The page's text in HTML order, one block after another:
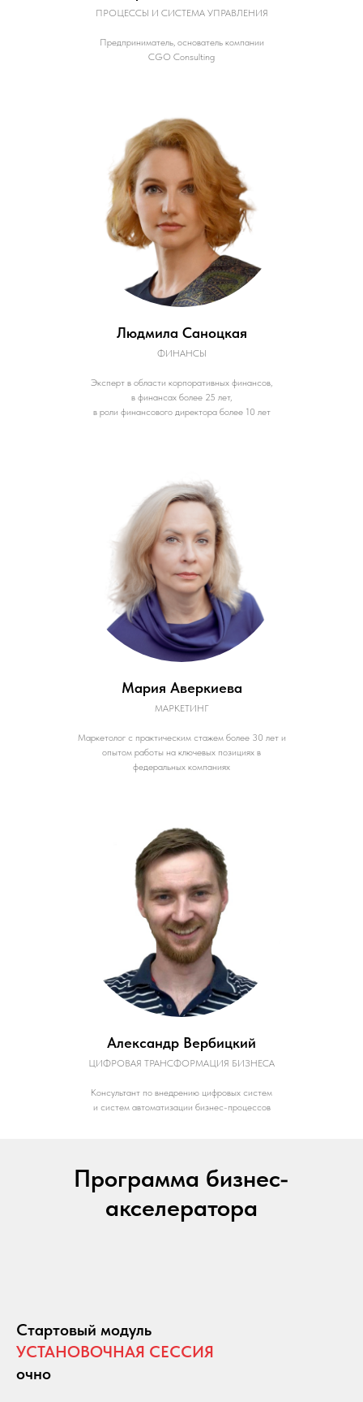
ПРОЦЕССЫ И СИСТЕМА УПРАВЛЕНИЯ
Предприниматель, основатель компании
CGO Consulting
Людмила Саноцкая
ФИНАНСЫ
Эксперт в области корпоративных финансов,
в финансах более 25 лет,
в роли финансового директора более 10 лет
Мария Аверкиева
МАРКЕТИНГ
Маркетолог с практическим стажем более 30 лет и
опытом работы на ключевых позициях в
федеральных компаниях
Александр Вербицкий
ЦИФРОВАЯ ТРАНСФОРМАЦИЯ БИЗНЕСА
Консультант по внедрению цифровых систем
и систем автоматизации бизнес-процессов
Программа бизнес-
акселератора
Стартовый модуль
УСТАНОВОЧНАЯ СЕССИЯ
очно